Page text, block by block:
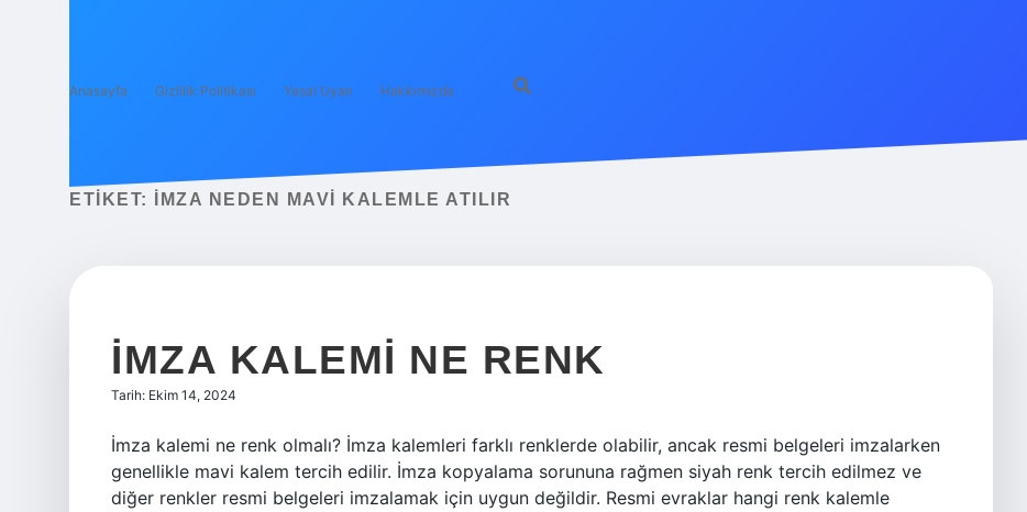
Anasayfa Gizlilik Politikası Yasal Uyarı Hakkımızda
ETIKET: İMZA NEDEN MAVI KALEMLE ATILIR
İMZA KALEMI NE RENK
Tarih: Ekim 14, 2024
İmza kalemi ne renk olmalı? İmza kalemleri farklı renklerde olabilir, ancak resmi belgeleri imzalarken
genellikle mavi kalem tercih edilir. İmza kopyalama sorununa rağmen siyah renk tercih edilmez ve
diğer renkler resmi belgeleri imzalamak için uygun değildir. Resmi evraklar hangi renk kalemle